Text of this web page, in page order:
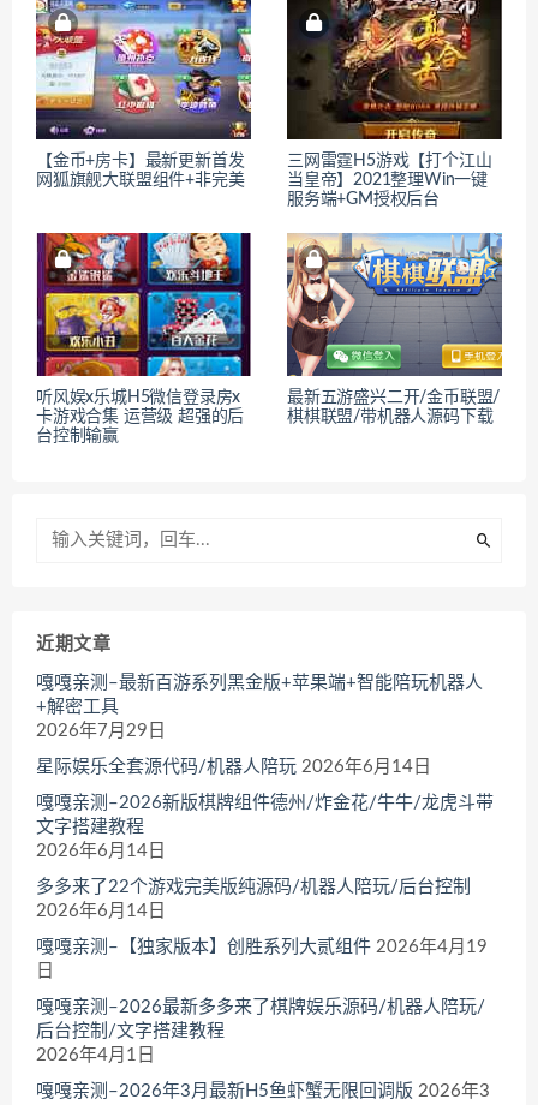
【金币+房卡】最新更新首发
网狐旗舰大联盟组件+非完美
三网雷霆H5游戏【打个江山
当皇帝】2021整理Win一键
服务端+GM授权后台
听风娱x乐城H5微信登录房x
卡游戏合集 运营级 超强的后
台控制输赢
最新五游盛兴二开/金币联盟/
棋棋联盟/带机器人源码下载
近期文章
嘎嘎亲测–最新百游系列黑金版+苹果端+智能陪玩机器人
+解密工具
2026年7月29日
星际娱乐全套源代码/机器人陪玩 2026年6月14日
嘎嘎亲测–2026新版棋牌组件德州/炸金花/牛牛/龙虎斗带
文字搭建教程
2026年6月14日
多多来了22个游戏完美版纯源码/机器人陪玩/后台控制
2026年6月14日
嘎嘎亲测–【独家版本】创胜系列大贰组件 2026年4月19
日
嘎嘎亲测–2026最新多多来了棋牌娱乐源码/机器人陪玩/
后台控制/文字搭建教程
2026年4月1日
嘎嘎亲测–2026年3月最新H5鱼虾蟹无限回调版 2026年3